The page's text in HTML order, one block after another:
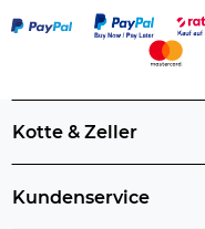
Kotte & Zeller
Kundenservice